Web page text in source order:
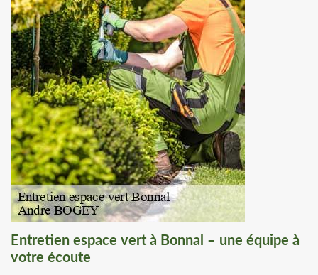
Entretien espace vert à Bonnal – une équipe à
votre écoute